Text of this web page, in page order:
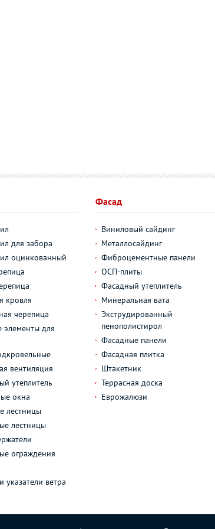
для забора
оцинкованный
кровля
черепица
для
вентиляция
утеплитель
окна
лестницы
лестницы
ограждения
ветра
Фасад
Виниловый сайдинг
Металлосайдинг
Фиброцементные панели
ОСП-плиты
Фасадный утеплитель
Минеральная вата
Экструдированный
пенополистирол
Фасадные панели
Фасадная плитка
Штакетник
Террасная доска
Еврожалюзи